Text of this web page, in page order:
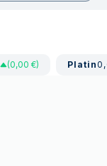
(0,00 €) Platin